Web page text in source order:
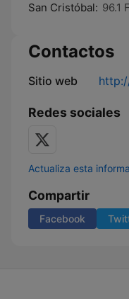
San Cristóbal: 96.1
Contactos
Sitio web
Redes sociales
Actualiza esta
Compartir
Facebook